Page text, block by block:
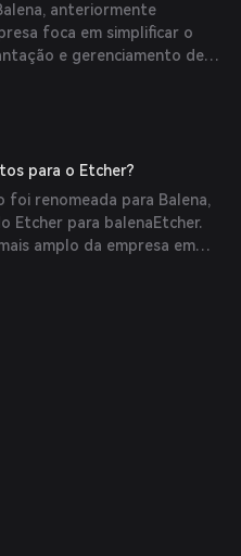
anteriormente
foca em simplificar o
e gerenciamento de
é composta
para o Etcher?
foi renomeada para Balena,
Etcher para balenaEtcher.
amplo da empresa em